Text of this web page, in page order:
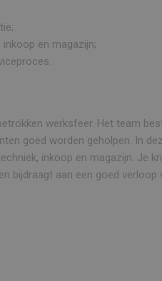
en magazijn;
werksfeer. Het team
goed worden geholpen. In
inkoop en magazijn. Je
bijdraagt aan een goed verloop